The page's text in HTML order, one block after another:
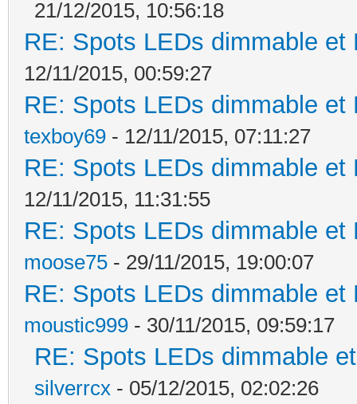
21/12/2015, 10:56:18
RE: Spots LEDs dimmable
12/11/2015, 00:59:27
RE: Spots LEDs dimmable
texboy69 - 12/11/2015, 07:11:27
RE: Spots LEDs dimmable
12/11/2015, 11:31:55
RE: Spots LEDs dimmable
moose75 - 29/11/2015, 19:00:07
RE: Spots LEDs dimmable
moustic999 - 30/11/2015, 09:59:17
RE: Spots LEDs dimmable
silverrcx - 05/12/2015, 02:02:26